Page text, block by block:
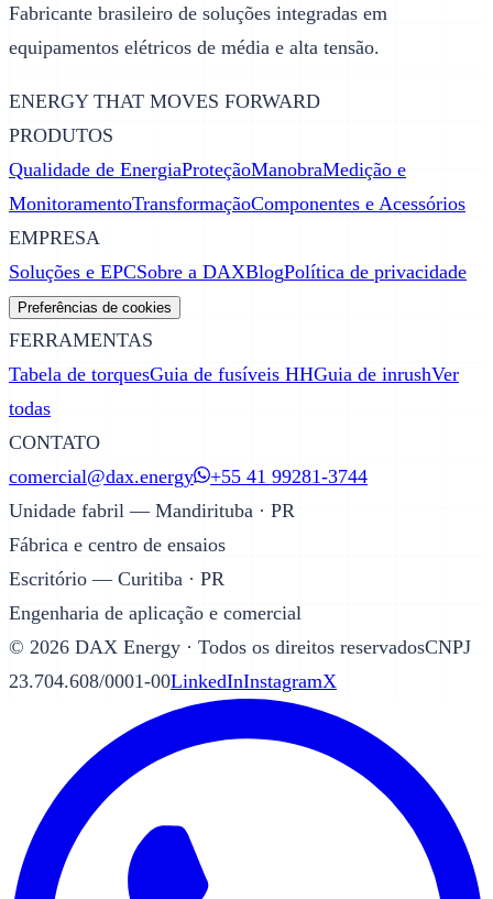
Fabricante brasileiro de soluções integradas em
equipamentos elétricos de média e alta tensão.
ENERGY THAT MOVES FORWARD
PRODUTOS
Qualidade de EnergiaProteçãoManobraMedição e
MonitoramentoTransformaçãoComponentes e Acessórios
EMPRESA
Soluções e EPCSobre a DAXBlogPolítica de privacidade
Preferências de cookies
FERRAMENTAS
Tabela de torquesGuia de fusíveis HHGuia de inrushVer
todas
CONTATO
comercial@dax.energy
+55 41 99281-3744
Unidade fabril — Mandirituba · PR
Fábrica e centro de ensaios
Escritório — Curitiba · PR
Engenharia de aplicação e comercial
© 2026 DAX Energy · Todos os direitos reservadosCNPJ
23.704.608/0001-00LinkedInInstagramX